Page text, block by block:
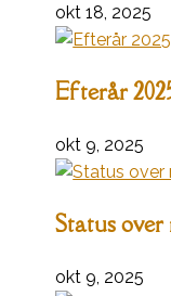
okt 18, 2025
Efterår
okt 9, 2025
Status over
okt 9, 2025